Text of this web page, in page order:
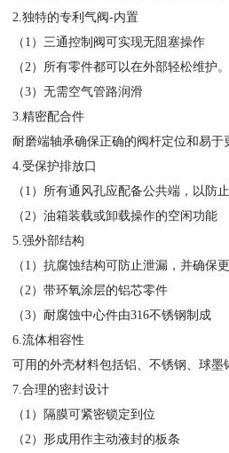
2.独特的专利气阀-内置
（1）三通控制阀可实现无阻塞操作
（2）所有零件都可以在外部轻松维护。
（3）无需空气管路润滑
3.精密配合件
耐磨端轴承确保正确的阀杆定位和易于
4.受保护排放口
（1）所有通风孔应配备公共端，以防止
（2）油箱装载或卸载操作的空闲功能
5.强外部结构
（1）抗腐蚀结构可防止泄漏，并确保更
（2）带环氧涂层的铝芯零件
（3）耐腐蚀中心件由316不锈钢制成
6.流体相容性
可用的外壳材料包括铝、不锈钢、球墨
7.合理的密封设计
（1）隔膜可紧密锁定到位
（2）形成用作主动液封的板条